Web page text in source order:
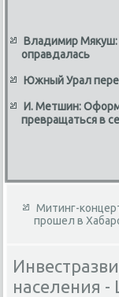
Владимир Мякуш:
оправдалась
Южный Урал
И. Метшин:
превращаться в
Митинг-
прошел в
населения